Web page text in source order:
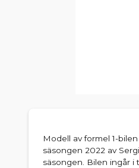
Modell av formel 1-
säsongen 2022 av
säsongen. Bilen ingår i